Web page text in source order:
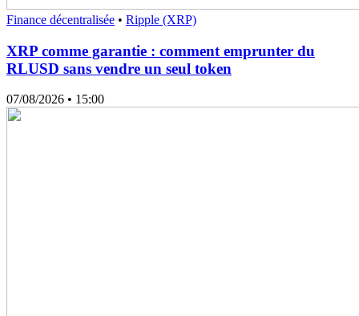
Finance décentralisée • Ripple (XRP)
XRP comme garantie : comment emprunter du
RLUSD sans vendre un seul token
07/08/2026 • 15:00